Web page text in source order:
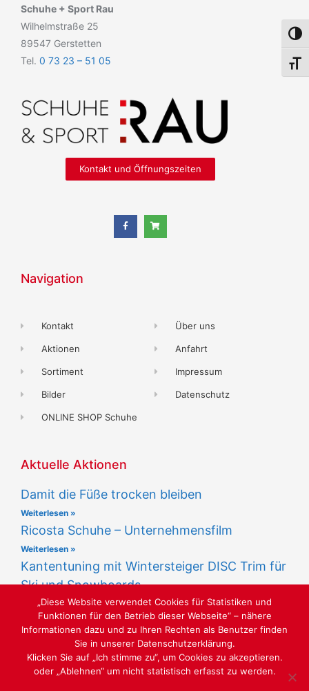
Schuhe + Sport Rau
Wilhelmstraße 25
89547 Gerstetten
Tel. 0 73 23 – 51 05
Kontakt und Öffnungszeiten
Navigation
Kontakt
Aktionen
Sortiment
Bilder
ONLINE SHOP Schuhe
Über uns
Anfahrt
Impressum
Datenschutz
Aktuelle Aktionen
Damit die Füße trocken bleiben
Weiterlesen »
Ricosta Schuhe – Unternehmensfilm
Weiterlesen »
Kantentuning mit Wintersteiger DISC Trim für
Ski und Snowboards
Weiterlesen »
„Diese Website verwendet Cookies für Statistiken und
Funktionen für den Betrieb dieser Webseite“ – nähere
Informationen dazu und zu Ihren Rechten als Benutzer finden
Sie in unserer Datenschutzerklärung.
Klicken Sie auf „Ich stimme zu“, um Cookies zu akzeptieren.
oder „Ablehnen“ um nicht statistisch erfasst zu werden.